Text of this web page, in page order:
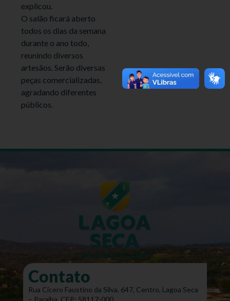
explicou.
O salão ficará aberto
todos os dias da semana
durante o ano todo,
reunindo diversos
artesãos. Serão diversas
peças comercializadas,
agradando diferentes
públicos.
Contato
Rua Cícero Faustino da Silva, 647, Centro, Lagoa Seca
– Paraíba. CEP: 58117-000